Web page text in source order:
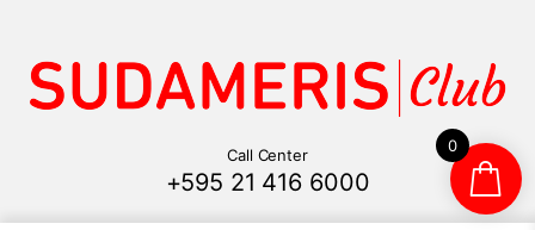
Call Center
+595 21 416 6000
0